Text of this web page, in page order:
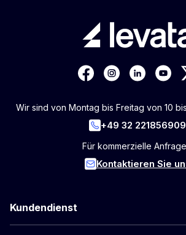
Wir sind von Montag bis Freitag von 10
+49 32 221856909
Für kommerzielle
Kontaktieren Sie
Kundendienst